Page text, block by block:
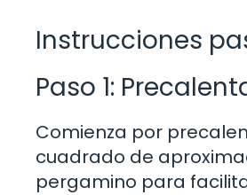
Instrucciones
Paso 1:
Comienza por
cuadrado de
pergamino para